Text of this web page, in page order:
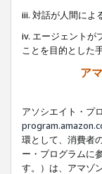
iii. 対話が人間によ
iv. エージェントが
ことを目的とした
ア
アソシエイト・プ
環として、消費者
ー・プログラムに
す。）は、アマゾ